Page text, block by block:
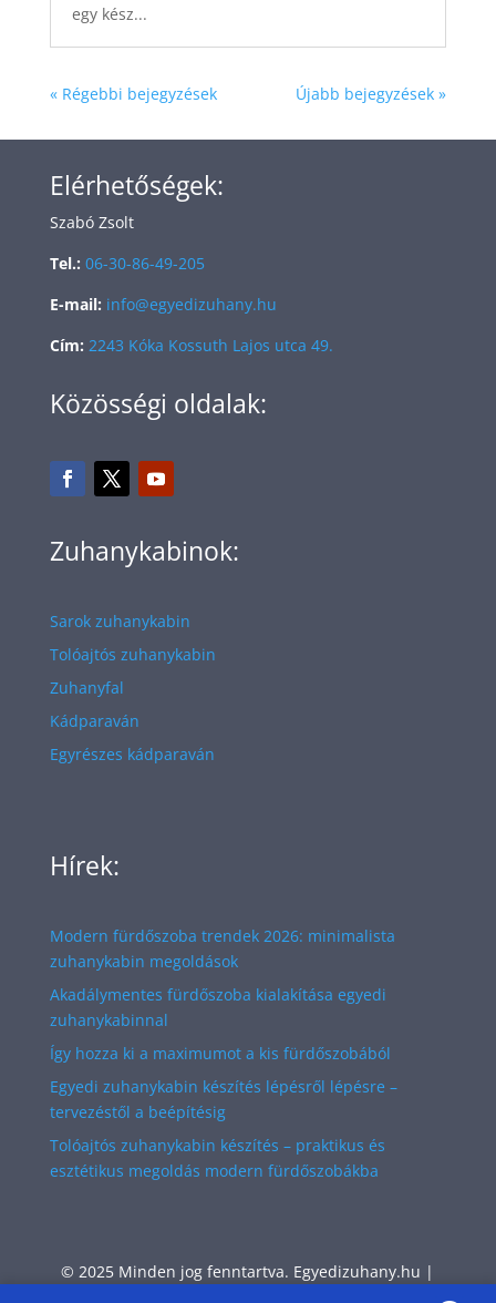
egy kész...
« Régebbi bejegyzések Újabb bejegyzések »
Elérhetőségek:
Szabó Zsolt
Tel.: 06-30-86-49-205
E-mail: info@egyedizuhany.hu
Cím: 2243 Kóka Kossuth Lajos utca 49.
Közösségi oldalak:
Zuhanykabinok:
Sarok zuhanykabin
Tolóajtós zuhanykabin
Zuhanyfal
Kádparaván
Egyrészes kádparaván
Hírek:
Modern fürdőszoba trendek 2026: minimalista
zuhanykabin megoldások
Akadálymentes fürdőszoba kialakítása egyedi
zuhanykabinnal
Így hozza ki a maximumot a kis fürdőszobából
Egyedi zuhanykabin készítés lépésről lépésre –
tervezéstől a beépítésig
Tolóajtós zuhanykabin készítés – praktikus és
esztétikus megoldás modern fürdőszobákba
© 2025 Minden jog fenntartva. Egyedizuhany.hu |